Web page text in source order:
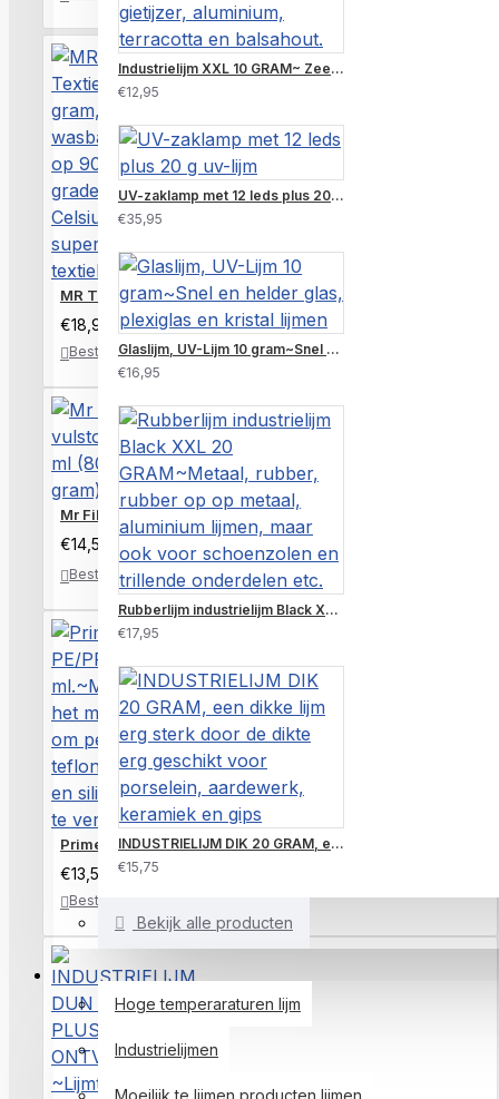
Industrielijm XXL 10 GRAM~ Zeer sterke lijm 6 x sterker dan de gewone industrielijm, lijmt o.a. ook gietijzer, aluminium, terracotta en balsahout.
€12,95
UV-zaklamp met 12 leds plus 20 g uv-lijm
€35,95
Glaslijm, UV-Lijm 10 gram~Snel en helder glas, plexiglas en kristal lijmen
€16,95
Rubberlijm industrielijm Black XXL 20 GRAM~Metaal, rubber, rubber op op metaal, aluminium lijmen, maar ook voor schoenzolen en trillende onderdelen etc.
€17,95
INDUSTRIELIJM DIK 20 GRAM, een dikke lijm erg sterk door de dikte erg geschikt voor porselein, aardewerk, keramiek en gips
€15,75
Bekijk alle producten
INDUSTRIELIJM
Hoge temperaraturen lijm
Industrielijmen
Moeilijk te lijmen producten lijmen
MR Textiellijm 65 gram, wasbaar tot op 90 graden Celsius,
€18,90
BestellenVerlanglijst
Mr Filler vulstof 50 ml (80 gram)
€14,50
BestellenVerlanglijst
Primer PE/PP 10 ml.~Maakt het mogelijk om pe,pp, teflon,
€13,50
Bestellen